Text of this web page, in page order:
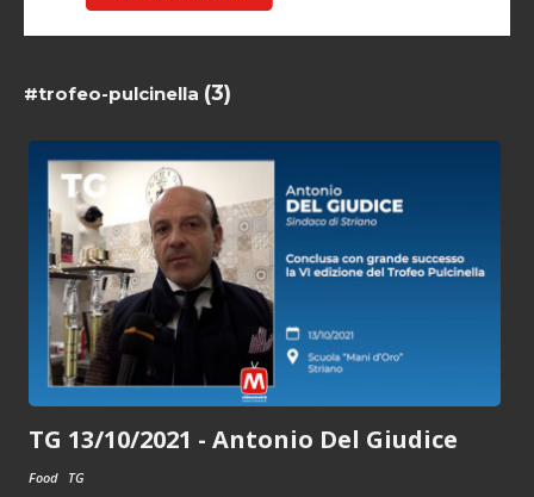
#trofeo-pulcinella (3)
TG 13/10/2021 - Antonio Del Giudice
Food TG